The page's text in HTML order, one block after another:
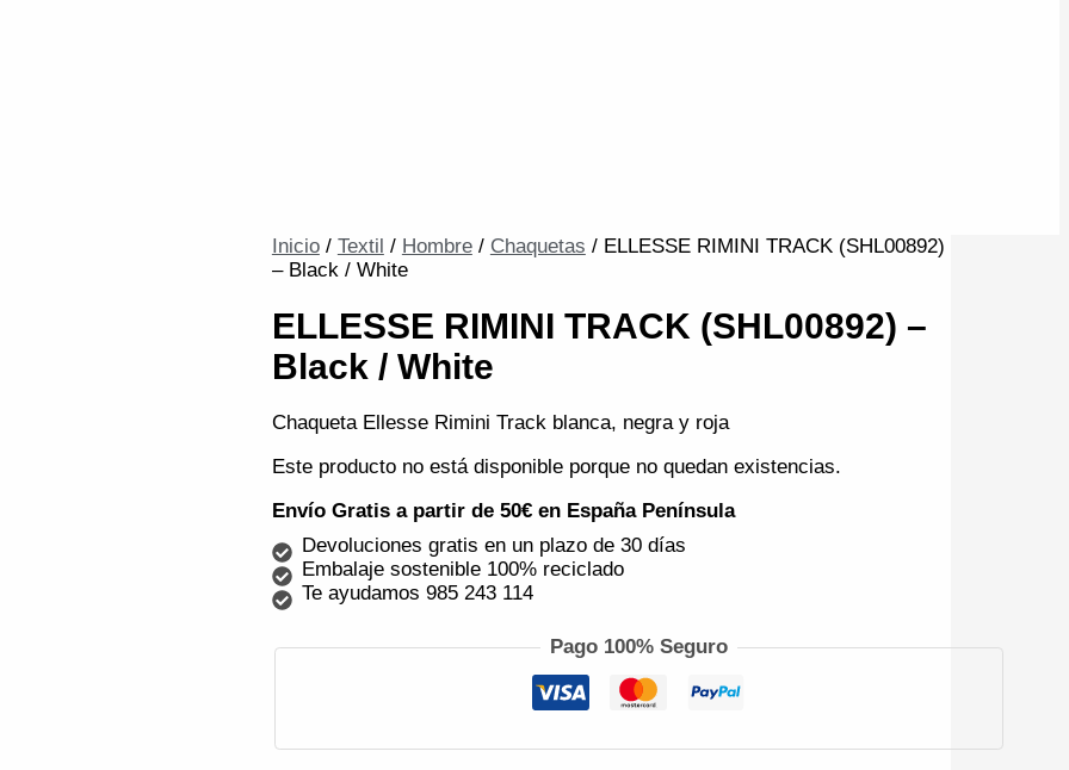
Inicio/ Textil / Hombre/ Chaquetas / ELLESSE RIMINI TRACK (SHL00892)
– Black / White
ELLESSE RIMINI TRACK (SHL00892) –
Black / White
Chaqueta Ellesse Rimini Track blanca, negra y roja
Este producto no está disponible porque no quedan existencias.
Envío Gratis a partir de 50€ en España Península
Devoluciones gratis en un plazo de 30 días
Embalaje sostenible 100% reciclado
Te ayudamos 985 243 114
Pago 100% Seguro